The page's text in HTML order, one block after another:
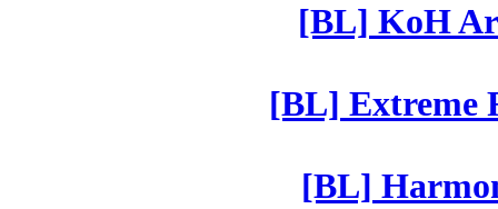
[BL] KoH
[BL] Extreme
[BL]